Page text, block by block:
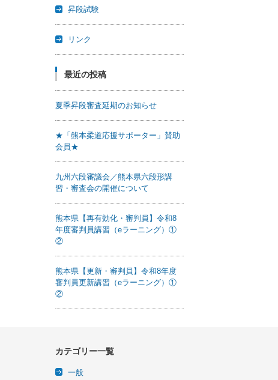
昇段試験
リンク
最近の投稿
夏季昇段審査延期のお知らせ
★「熊本柔道応援サポーター」賛助
会員★
九州六段審議会／熊本県六段形講
習・審査会の開催について
熊本県【再有効化・審判員】令和8
年度審判員講習（eラーニング）①
②
熊本県【更新・審判員】令和8年度
審判員更新講習（eラーニング）①
②
カテゴリー一覧
一般